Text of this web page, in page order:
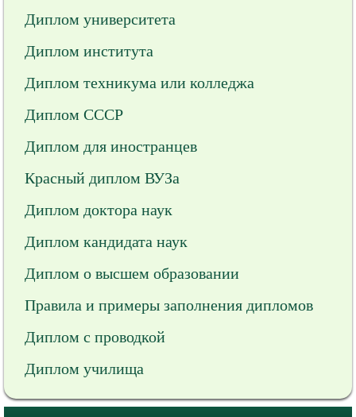
Диплом университета
Диплом института
Диплом техникума или колледжа
Диплом СССР
Диплом для иностранцев
Красный диплом ВУЗа
Диплом доктора наук
Диплом кандидата наук
Диплом о высшем образовании
Правила и примеры заполнения дипломов
Диплом с проводкой
Диплом училища